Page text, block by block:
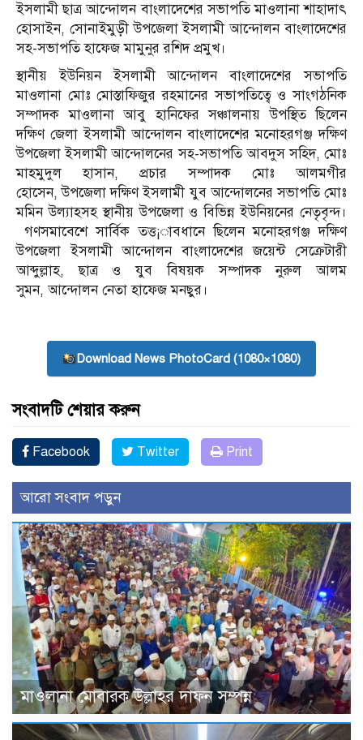
ইসলামী ছাত্র আন্দোলন বাংলাদেশের সভাপতি মাওলানা শাহাদাৎ
হোসাইন, সোনাইমুড়ী উপজেলা ইসলামী আন্দোলন বাংলাদেশের
সহ-সভাপতি হাফেজ মামুনুর রশিদ প্রমুখ।
স্থানীয় ইউনিয়ন ইসলামী আন্দোলন বাংলাদেশের সভাপতি
মাওলানা মোঃ মোস্তাফিজুর রহমানের সভাপতিত্বে ও সাংগঠনিক
সম্পাদক মাওলানা আবু হানিফের সঞ্চালনায় উপস্থিত ছিলেন
দক্ষিণ জেলা ইসলামী আন্দোলন বাংলাদেশের মনোহরগঞ্জ দক্ষিণ
উপজেলা ইসলামী আন্দোলনের সহ-সভাপতি আবদুস সহিদ, মোঃ
মাহমুদুল হাসান, প্রচার সম্পাদক মোঃ আলমগীর
হোসেন, উপজেলা দক্ষিণ ইসলামী যুব আন্দোলনের সভাপতি মোঃ
মমিন উল্যাহসহ স্থানীয় উপজেলা ও বিভিন্ন ইউনিয়নের নেতৃবৃন্দ।
গণসমাবেশে সার্বিক তত্ত¡াবধানে ছিলেন মনোহরগঞ্জ দক্ষিণ
উপজেলা ইসলামী আন্দোলন বাংলাদেশের জয়েন্ট সেক্রেটারী
আব্দুল্লাহ, ছাত্র ও যুব বিষয়ক সম্পাদক নুরুল আলম
সুমন, আন্দোলন নেতা হাফেজ মনছুর।
Download News PhotoCard (1080×1080)
সংবাদটি শেয়ার করুন
Facebook Twitter Print
আরো সংবাদ পড়ুন
মাওলানা মোবারক উল্লাহর দাফন সম্পন্ন